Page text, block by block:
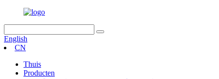
English
CN
Thuis
Producten